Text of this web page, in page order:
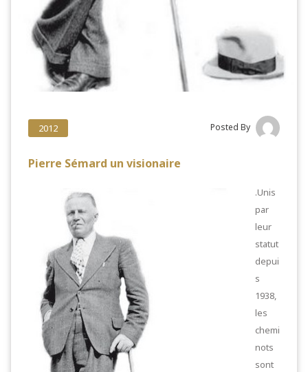
2012 Posted By
Pierre Sémard un visionaire
.Unis
par
leur
statut
depui
s
1938,
les
chemi
nots
sont